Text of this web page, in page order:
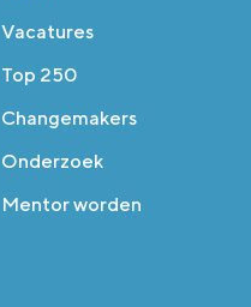
Vacatures
Top 250
Changemakers
Onderzoek
Mentor worden